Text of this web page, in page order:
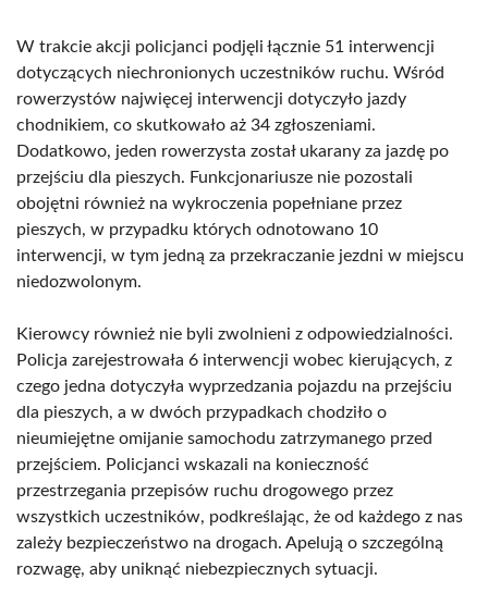
W trakcie akcji policjanci podjęli łącznie 51 interwencji
dotyczących niechronionych uczestników ruchu. Wśród
rowerzystów najwięcej interwencji dotyczyło jazdy
chodnikiem, co skutkowało aż 34 zgłoszeniami.
Dodatkowo, jeden rowerzysta został ukarany za jazdę po
przejściu dla pieszych. Funkcjonariusze nie pozostali
obojętni również na wykroczenia popełniane przez
pieszych, w przypadku których odnotowano 10
interwencji, w tym jedną za przekraczanie jezdni w miejscu
niedozwolonym.
Kierowcy również nie byli zwolnieni z odpowiedzialności.
Policja zarejestrowała 6 interwencji wobec kierujących, z
czego jedna dotyczyła wyprzedzania pojazdu na przejściu
dla pieszych, a w dwóch przypadkach chodziło o
nieumiejętne omijanie samochodu zatrzymanego przed
przejściem. Policjanci wskazali na konieczność
przestrzegania przepisów ruchu drogowego przez
wszystkich uczestników, podkreślając, że od każdego z nas
zależy bezpieczeństwo na drogach. Apelują o szczególną
rozwagę, aby uniknąć niebezpiecznych sytuacji.